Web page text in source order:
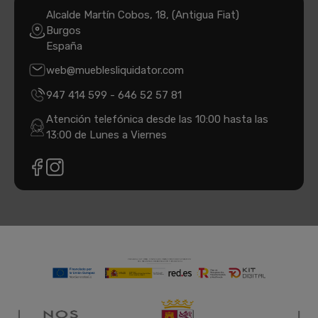
Alcalde Martín Cobos, 18, (Antigua Fiat)
Burgos
España
web@mueblesliquidator.com
947 414 599 - 646 52 57 81
Atención telefónica desde las 10:00 hasta las
13:00 de Lunes a Viernes